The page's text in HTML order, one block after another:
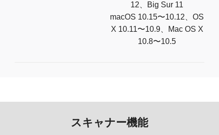
12、Big Sur 11
macOS 10.15〜10.12、OS
X 10.11〜10.9、Mac OS X
10.8〜10.5
スキャナー機能